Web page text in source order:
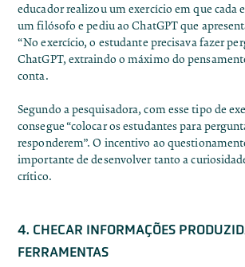
educador realizou um exercício em que cada
um filósofo e pediu ao ChatGPT que
“No exercício, o estudante precisava fazer
ChatGPT, extraindo o máximo do
conta.
Segundo a pesquisadora, com esse tipo de
consegue “colocar os estudantes para
responderem”. O incentivo ao
importante de desenvolver tanto a
crítico.
4. CHECAR INFORMAÇÕES
FERRAMENTAS